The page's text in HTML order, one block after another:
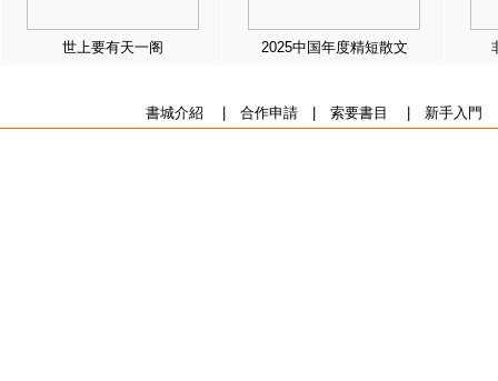
世上要有天一阁 2025中国年度精短散文
書城介紹 合作申請| 索要書目 新手入門